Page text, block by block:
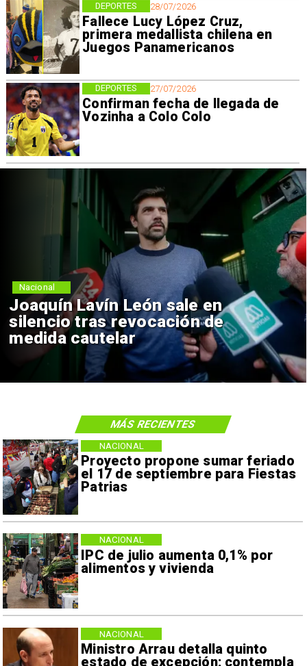
28/07/2026
Fallece Lucy López Cruz,
primera medallista chilena en
Juegos Panamericanos
DEPORTES
27/07/2026
Confirman fecha de llegada de
Vozinha a Colo Colo
DEPORTES
Joaquín Lavín León sale en
silencio tras revocación de
medida cautelar
Nacional
Proyecto propone sumar feriado
el 17 de septiembre para Fiestas
Patrias
NACIONAL
IPC de julio aumenta 0,1% por
alimentos y vivienda
NACIONAL
Ministro Arrau detalla quinto
estado de excepción: contempla
NACIONAL
MÁS RECIENTES